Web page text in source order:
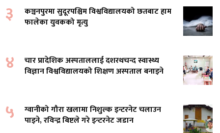
३
कञ्चनपुरमा सुदूरपश्चिम विश्वविद्यालयको छतबाट हाम
फालेका युवकको मृत्यु
४
चार प्रादेशिक अस्पताललाई दशरथचन्द स्वास्थ्य
विज्ञान विश्वविद्यालयको शिक्षण अस्पताल बनाइने
५
ग्वानीको गौरा खलामा निशुल्क इन्टरनेट चलाउन
पाइने, रविन्द्र बिष्टले गरे इन्टरनेट जडान